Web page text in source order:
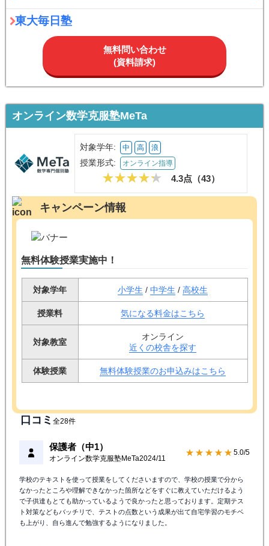
東大毎日塾
無料問い合わせ
(資料請求)
オンライン数学克服塾MeTa
対象学年: 中 高 浪
授業形式: オンライン指導
4.3点（43）
キャンペーン情報
無料体験授業実施中！
対象学年 小学生 / 中学生 / 高校生
授業料 気になる料金はこちら
対象教室
オンライン
近くの校舎を探す
体験授業 無料体験授業のお申込みはこちら
口コミ 全28件
保護者（中1）
オンライン数学克服塾MeTa2024/11
★★★★★ 5.0/5
学校のテキストを使って授業をしてくださいますので、学校の授業で分から
なかったところや理解できなかった箇所などをすぐに教えていただけるよう
で子供達もとても助かっているようで良かったと思っております。定期テス
ト対策などもバッチリで、テストの点数という成果が出て自宅学習のモチベ
も上がり、自ら進んで勉強するようになりました。